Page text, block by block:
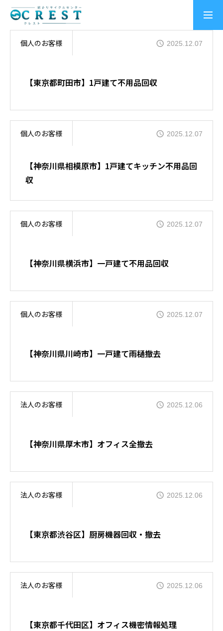
法人のお客様向けサービス
対応エリア
クレスト作業実績
会社概要
個人のお客様 2025.12.07
【東京都町田市】1戸建て不用品回収
個人のお客様 2025.12.07
【神奈川県相模原市】1戸建てキッチン不用品回
収
個人のお客様 2025.12.07
【神奈川県横浜市】一戸建て不用品回収
個人のお客様 2025.12.07
【神奈川県川崎市】一戸建て雨樋撤去
法人のお客様 2025.12.06
【神奈川県厚木市】オフィス全撤去
法人のお客様 2025.12.06
【東京都渋谷区】厨房機器回収・撤去
法人のお客様 2025.12.06
【東京都千代田区】オフィス機密情報処理